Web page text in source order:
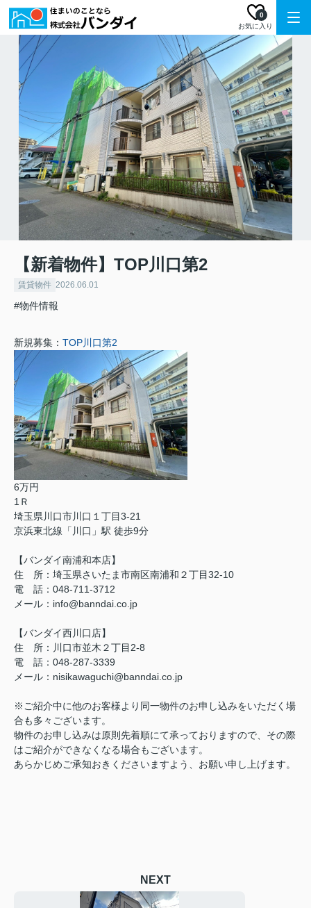
お気に入り
0
【新着物件】TOP川口第2
賃貸物件 2026.06.01
#物件情報
新規募集： TOP川口第2
6万円
1Ｒ
埼玉県川口市川口１丁目3-21
京浜東北線「川口」駅 徒歩9分
【バンダイ南浦和本店】
住 所：埼玉県さいたま市南区南浦和２丁目32-10
電 話：048-711-3712
メール：info@banndai.co.jp
【バンダイ西川口店】
住 所：川口市並木２丁目2-8
電 話：048-287-3339
メール：nisikawaguchi@banndai.co.jp
※ご紹介中に他のお客様より同一物件のお申し込みをいただく場
合も多々ございます。
物件のお申し込みは原則先着順にて承っておりますので、その際
はご紹介ができなくなる場合もございます。
あらかじめご承知おきくださいますよう、お願い申し上げます。
NEXT